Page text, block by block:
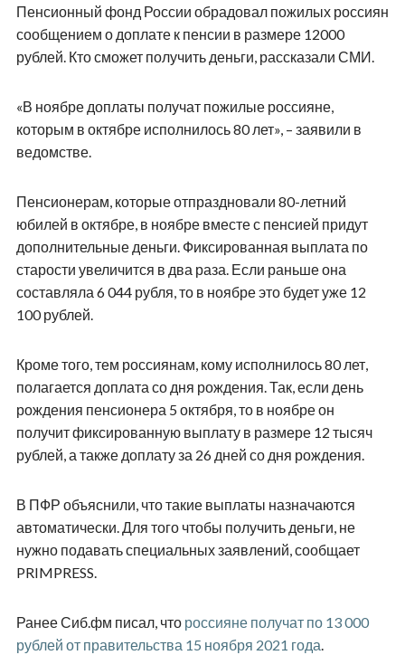
Пенсионный фонд России обрадовал пожилых россиян
сообщением о доплате к пенсии в размере 12000
рублей. Кто сможет получить деньги, рассказали СМИ.
«В ноябре доплаты получат пожилые россияне,
которым в октябре исполнилось 80 лет», – заявили в
ведомстве.
Пенсионерам, которые отпраздновали 80-летний
юбилей в октябре, в ноябре вместе с пенсией придут
дополнительные деньги. Фиксированная выплата по
старости увеличится в два раза. Если раньше она
составляла 6 044 рубля, то в ноябре это будет уже 12
100 рублей.
Кроме того, тем россиянам, кому исполнилось 80 лет,
полагается доплата со дня рождения. Так, если день
рождения пенсионера 5 октября, то в ноябре он
получит фиксированную выплату в размере 12 тысяч
рублей, а также доплату за 26 дней со дня рождения.
В ПФР объяснили, что такие выплаты назначаются
автоматически. Для того чтобы получить деньги, не
нужно подавать специальных заявлений, сообщает
PRIMPRESS.
Ранее Сиб.фм писал, что россияне получат по 13 000
рублей от правительства 15 ноября 2021 года.